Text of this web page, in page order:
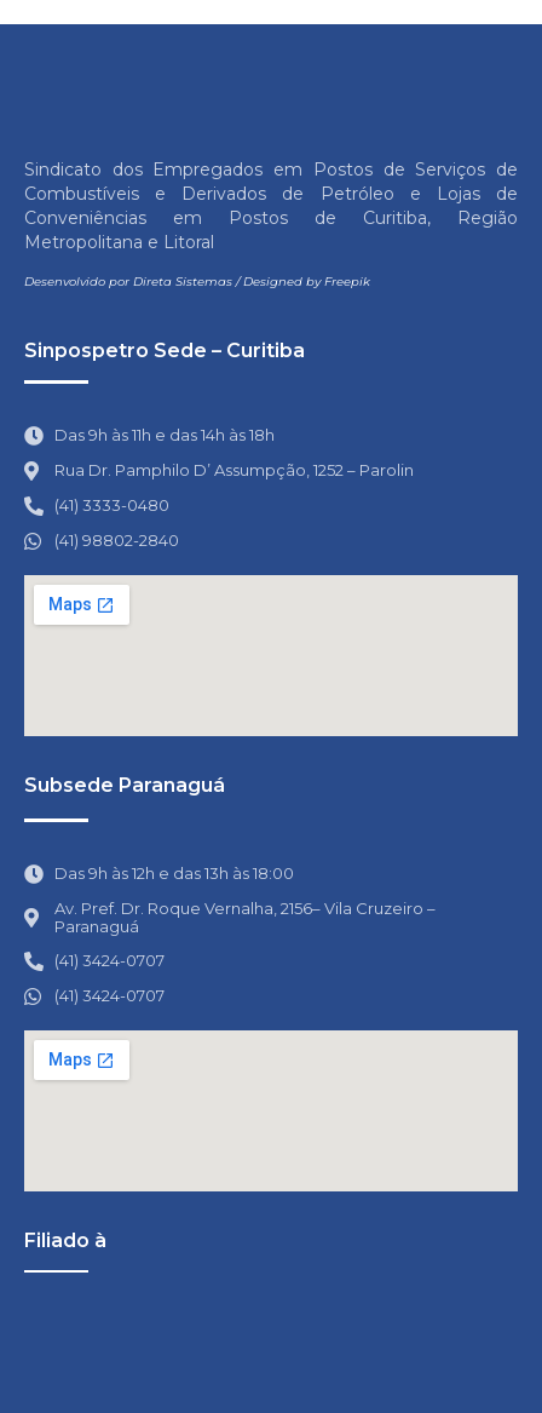
Sindicato dos Empregados em Postos de Serviços de
Combustíveis e Derivados de Petróleo e Lojas de
Conveniências em Postos de Curitiba, Região
Metropolitana e Litoral
Desenvolvido por Direta Sistemas/Designed by Freepik
Sinpospetro Sede – Curitiba
Das 9h às 11h e das 14h às 18h
Rua Dr. Pamphilo D’ Assumpção, 1252 – Parolin
(41) 3333-0480
(41) 98802-2840
Subsede Paranaguá
Das 9h às 12h e das 13h às 18:00
Av. Pref. Dr. Roque Vernalha, 2156– Vila Cruzeiro –
Paranaguá
(41) 3424-0707
(41) 3424-0707
Filiado à